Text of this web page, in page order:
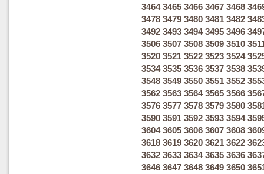
3464 3465 3466 3467 3468
3478 3479 3480 3481 3482
3492 3493 3494 3495 3496
3506 3507 3508 3509 3510
3520 3521 3522 3523 3524
3534 3535 3536 3537 3538
3548 3549 3550 3551 3552
3562 3563 3564 3565 3566
3576 3577 3578 3579 3580
3590 3591 3592 3593 3594
3604 3605 3606 3607 3608
3618 3619 3620 3621 3622
3632 3633 3634 3635 3636
3646 3647 3648 3649 3650